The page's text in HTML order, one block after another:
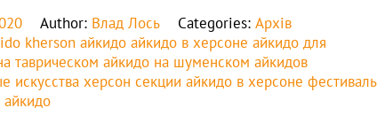
Author: Влад Лось Categories: Архів
kherson айкидо айкидо в херсоне айкидо для
таврическом айкидо на шуменском айкидов
искусства херсон секции айкидо в херсоне фестиваль